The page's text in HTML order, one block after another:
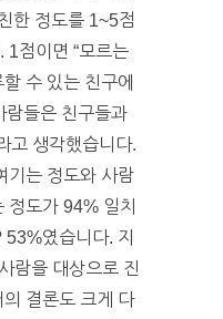
한 정도를 1~5점
1점이면 “모르는
수 있는 친구에
람들은 친구들과
고 생각했습니다.
기는 정도와 사람
정도가 94% 일치
였습니다. 지
람을 대상으로 진
결론도 크게 다